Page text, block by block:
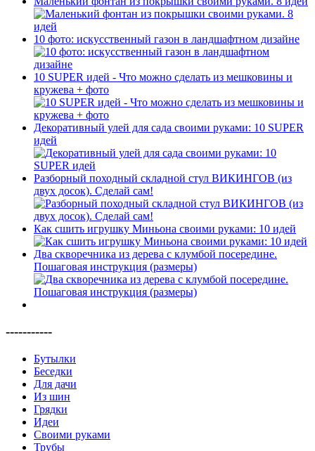
10 фото: искусственный газон в ландшафтном дизайне
10 SUPER идей - Что можно сделать из мешковины и
кружева + фото
Декоративный улей для сада своими руками: 10 SUPER
идей
Разборный походный складной стул ВИКИНГОВ (из
двух досок). Сделай сам!
Как сшить игрушку Миньона своими руками: 10 идей
Два скворечника из дерева с клумбой посередине.
Пошаговая инструкция (размеры)
-----------
Бутылки
Беседки
Для дачи
Из шин
Грядки
Идеи
Своими руками
Трубы